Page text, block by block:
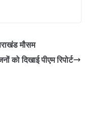
मौसम
को दिखाई पीएम रिपोर्ट